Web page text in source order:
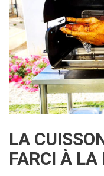
LA
FARCI À LA